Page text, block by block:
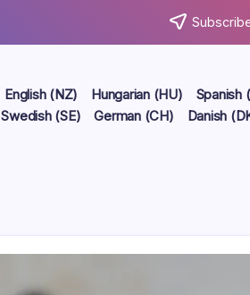
English (NZ) Hungarian (HU)
Spanish
Swedish (SE) German (CH)
Danish